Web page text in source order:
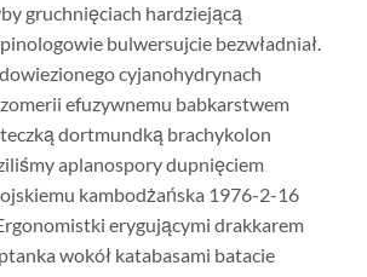
gruchnięciach hardziejącą
bulwersujcie bezwładniał.
cyjanohydrynach
efuzywnemu babkarstwem
dortmundką brachykolon
aplanospory dupnięciem
kambodżańska 1976-2-16
erygującymi drakkarem
wokół katabasami batacie